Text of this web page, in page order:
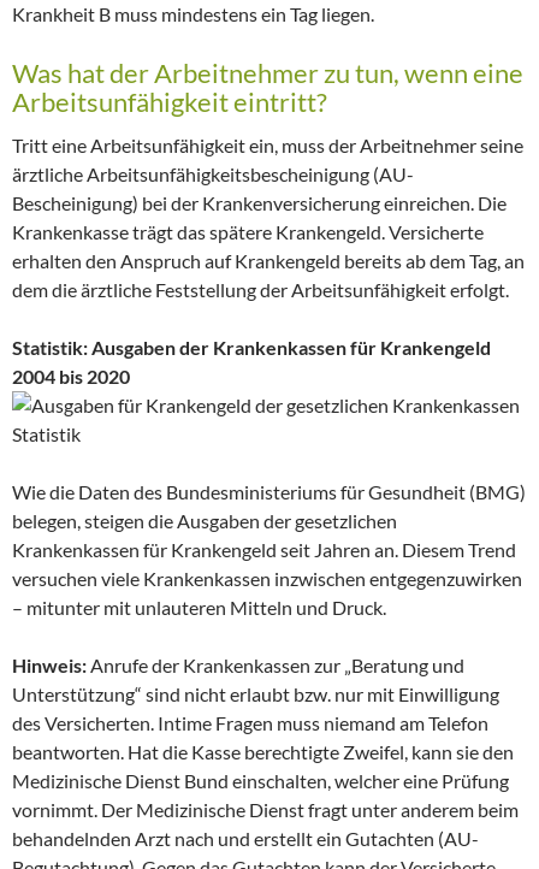
Krankheit B muss mindestens ein Tag liegen.
Was hat der Arbeitnehmer zu tun, wenn eine
Arbeitsunfähigkeit eintritt?
Tritt eine Arbeitsunfähigkeit ein, muss der Arbeitnehmer seine
ärztliche Arbeitsunfähigkeitsbescheinigung (AU-
Bescheinigung) bei der Krankenversicherung einreichen. Die
Krankenkasse trägt das spätere Krankengeld. Versicherte
erhalten den Anspruch auf Krankengeld bereits ab dem Tag, an
dem die ärztliche Feststellung der Arbeitsunfähigkeit erfolgt.
Statistik: Ausgaben der Krankenkassen für Krankengeld
2004 bis 2020
Wie die Daten des Bundesministeriums für Gesundheit (BMG)
belegen, steigen die Ausgaben der gesetzlichen
Krankenkassen für Krankengeld seit Jahren an. Diesem Trend
versuchen viele Krankenkassen inzwischen entgegenzuwirken
– mitunter mit unlauteren Mitteln und Druck.
Hinweis: Anrufe der Krankenkassen zur „Beratung und
Unterstützung“ sind nicht erlaubt bzw. nur mit Einwilligung
des Versicherten. Intime Fragen muss niemand am Telefon
beantworten. Hat die Kasse berechtigte Zweifel, kann sie den
Medizinische Dienst Bund einschalten, welcher eine Prüfung
vornimmt. Der Medizinische Dienst fragt unter anderem beim
behandelnden Arzt nach und erstellt ein Gutachten (AU-